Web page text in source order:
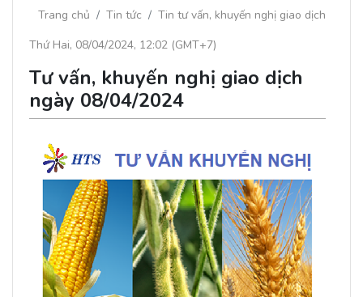
Trang chủ Tin tức
Tin tư vấn, khuyến nghị giao dịch
Thứ Hai, 08/04/2024, 12:02 (GMT+7)
Tư vấn, khuyến nghị giao dịch
ngày 08/04/2024